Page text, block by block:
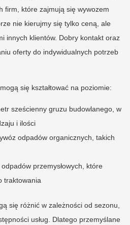
firm, które zajmują się wywozem
nie kierujmy się tylko ceną, ale
innych klientów. Dobry kontakt oraz
oferty do indywidualnych potrzeb
się kształtować na poziomie:
sześcienny gruzu budowlanego, w
i ilości
odpadów organicznych, takich
przemysłowych, które
traktowania
się różnić w zależności od sezonu,
usług. Dlatego przemyślane